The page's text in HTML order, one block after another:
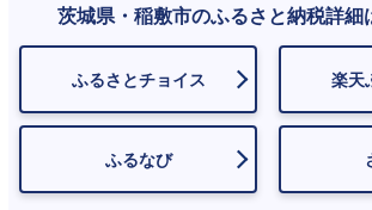
茨城県・稲敷市のふるさと納税詳細
ふるさとチョイス 楽天
ふるなび